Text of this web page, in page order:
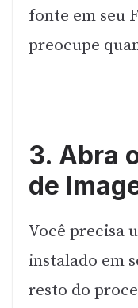
fonte em seu
preocupe
3. Abra
de
Você precisa
instalado em
resto do